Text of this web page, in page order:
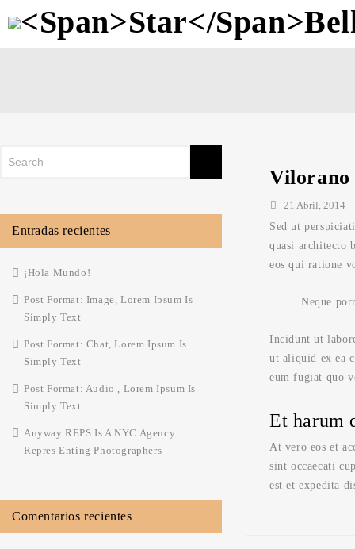
Vilorano
21 Abril, 2014
Sed ut
quasi architecto
eos qui ratione
Neque
Incidunt ut
ut aliquid ex ea
eum fugiat quo
Et harum
At vero eos et
sint occaecati
est et expedita
Entradas recientes
¡Hola Mundo!
Post Format: Image, Lorem Ipsum Is
Simply Text
Post Format: Chat, Lorem Ipsum Is
Simply Text
Post Format: Audio , Lorem Ipsum Is
Simply Text
Anyway REPS Is A NYC Agency
Repres Enting Photographers
Comentarios recientes